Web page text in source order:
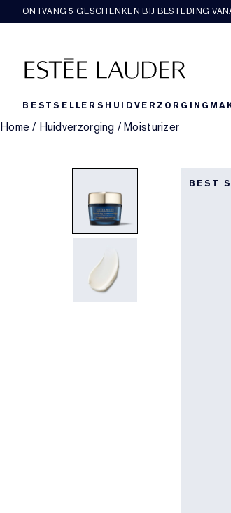
ONTVANG 5 GESCHENKEN BIJ BESTEDING
BESTSELLERS HUIDVERZORGING
Home / Huidverzorging /Moisturizer
BEST